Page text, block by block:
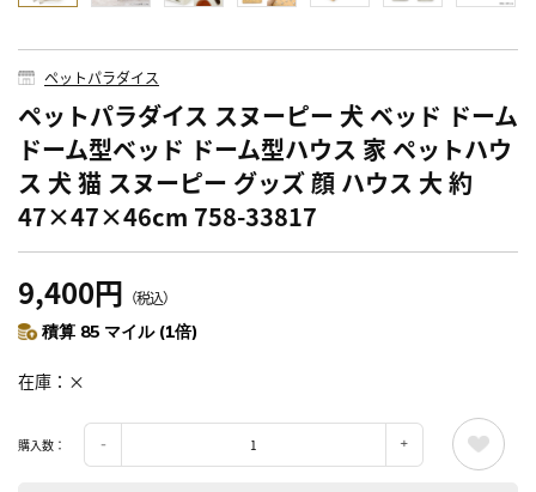
ペットパラダイス
ペットパラダイス スヌーピー 犬 ベッド ドーム
ドーム型ベッド ドーム型ハウス 家 ペットハウ
ス 犬 猫 スヌーピー グッズ 顔 ハウス 大 約
47×47×46cm 758-33817
9,400円 （税込）
積算 85 マイル (1倍)
在庫 ×
購入数：